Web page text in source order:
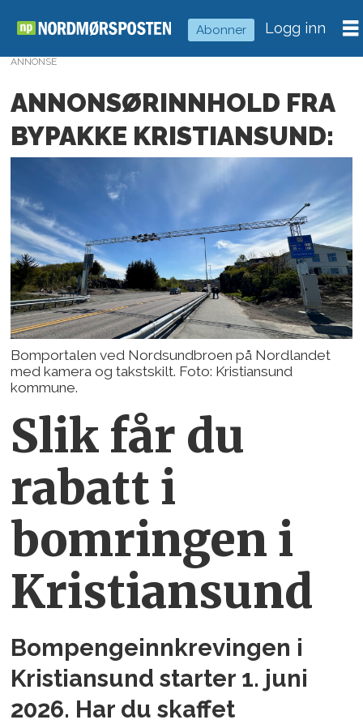
Abonner Logg inn
ANNONSE
ANNONSØRINNHOLD FRA
BYPAKKE KRISTIANSUND:
Bomportalen ved Nordsundbroen på Nordlandet
med kamera og takstskilt. Foto: Kristiansund
kommune.
Slik får du
rabatt i
bomringen i
Kristiansund
Bompengeinnkrevingen i
Kristiansund starter 1. juni
2026. Har du skaffet